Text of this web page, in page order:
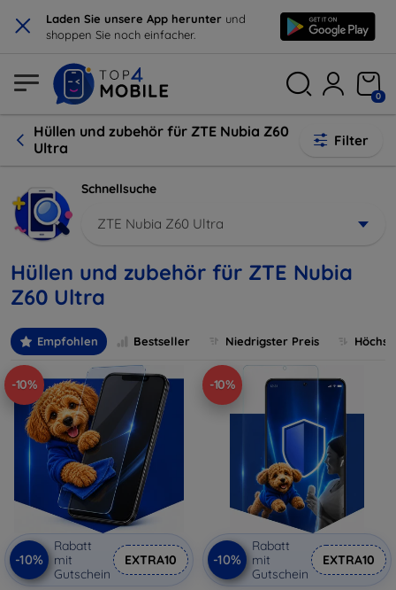
× Laden Sie unsere App herunter und
shoppen Sie noch einfacher.
0
Hüllen und zubehör für ZTE Nubia Z60
Ultra
Filter
Schnellsuche
ZTE Nubia Z60 Ultra
Hüllen und zubehör für ZTE Nubia
Z60 Ultra
Empfohlen Bestseller Niedrigster Preis
-10%
-10%
Rabatt
mit
Gutschein
EXTRA10
-10%
-10%
Rabatt
mit
Gutschein
EXTRA10